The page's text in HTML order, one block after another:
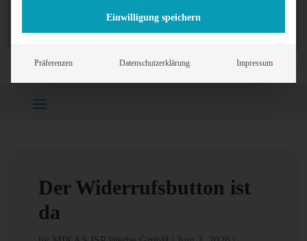
Der Widerrufsbutton ist
da
Einwilligung speichern
Präferenzen Datenschutzerklärung Impressum